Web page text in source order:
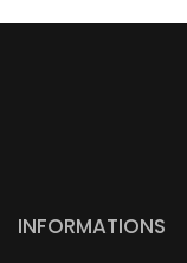
INFORMATIONS